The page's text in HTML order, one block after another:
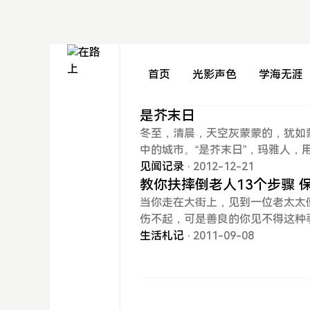
首页 光影声色 学海无涯
是芥末日
冬至，清晨，天空灰蒙蒙的，犹
中的城市。“是芥末日”，玛雅人
现代人开了个无伤大雅的玩笑。
坚信“末日说”，甚至还办了让人哭
有通知自己的老公和孩子，就偷
后她非常大方地捐掉了这些金灿灿
的去处，阿姨就说了，“2012世界
见闻记录 · 2012-12-21
教你扶摔倒老人13个步骤
当你走在大街上，见到一位老太
伤不起，可是善良的你见不得这
NOKIA的，因为据说该品牌的手
生活札记 · 2011-09-08